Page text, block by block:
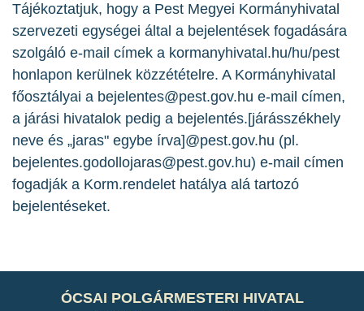
Tájékoztatjuk, hogy a Pest Megyei Kormányhivatal
szervezeti egységei által a bejelentések fogadására
szolgáló e-mail címek a kormanyhivatal.hu/hu/pest
honlapon kerülnek közzétételre. A Kormányhivatal
főosztályai a bejelentes@pest.gov.hu e-mail címen,
a járási hivatalok pedig a bejelentés.[járásszékhely
neve és „jaras" egybe írva]@pest.gov.hu (pl.
bejelentes.godollojaras@pest.gov.hu) e-mail címen
fogadják a Korm.rendelet hatálya alá tartozó
bejelentéseket.
ÓCSAI POLGÁRMESTERI HIVATAL